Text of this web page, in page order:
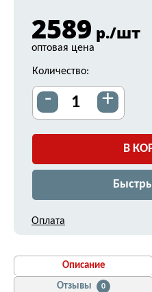
2589 р./шт
оптовая цена
Количество:
- +
В
Оплата
Описание
Отзывы
0